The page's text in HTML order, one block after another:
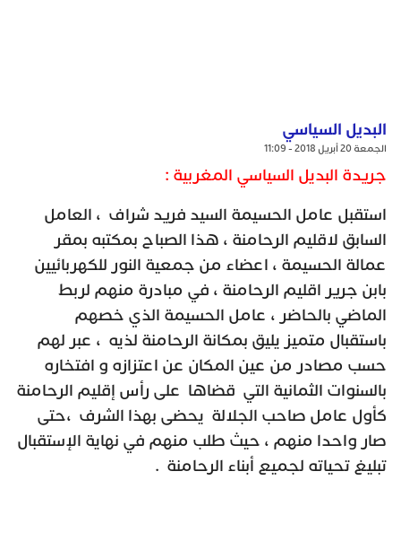
البديل السياسي
الجمعة 20 أبريل 2018 - 11:09
جريدة البديل السياسي المغربية :
استقبل عامل الحسيمة السيد فريد شراف ، العامل
السابق لاقليم الرحامنة ، هذا الصباح بمكتبه بمقر
عمالة الحسيمة ، اعضاء من جمعية النور للكهربائيين
بابن جرير اقليم الرحامنة ، في مبادرة منهم لربط
الماضي بالحاضر ، عامل الحسيمة الذي خصهم
باستقبال متميز يليق بمكانة الرحامنة لذيه ، عبر لهم
حسب مصادر من عين المكان عن اعتزازه و افتخاره
بالسنوات الثمانية التي قضاها على رأس إقليم الرحامنة
كأول عامل صاحب الجلالة يحضى بهذا الشرف ،حتى
صار واحدا منهم ، حيث طلب منهم في نهاية الإستقبال
تبليغ تحياته لجميع أبناء الرحامنة .